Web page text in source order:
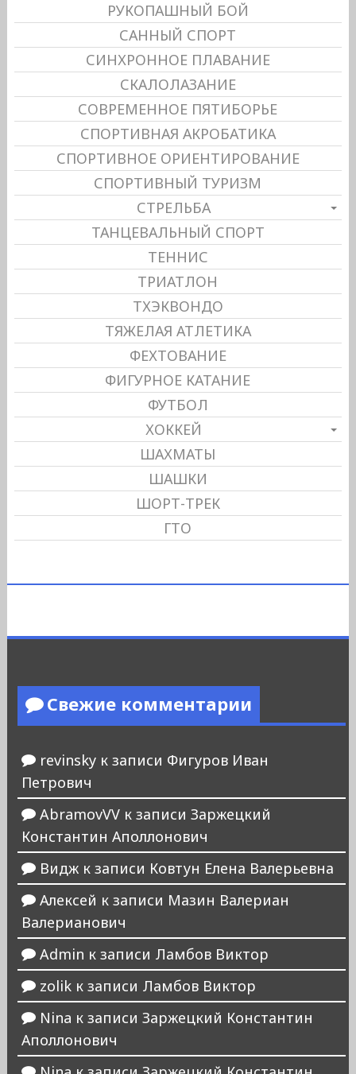
РУКОПАШНЫЙ БОЙ
САННЫЙ СПОРТ
СИНХРОННОЕ ПЛАВАНИЕ
СКАЛОЛАЗАНИЕ
СОВРЕМЕННОЕ ПЯТИБОРЬЕ
СПОРТИВНАЯ АКРОБАТИКА
СПОРТИВНОЕ ОРИЕНТИРОВАНИЕ
СПОРТИВНЫЙ ТУРИЗМ
СТРЕЛЬБА
ТАНЦЕВАЛЬНЫЙ СПОРТ
ТЕННИС
ТРИАТЛОН
ТХЭКВОНДО
ТЯЖЕЛАЯ АТЛЕТИКА
ФЕХТОВАНИЕ
ФИГУРНОЕ КАТАНИЕ
ФУТБОЛ
ХОККЕЙ
ШАХМАТЫ
ШАШКИ
ШОРТ-ТРЕК
ГТО
Свежие комментарии
revinskyк записи Фигуров Иван
Петрович
AbramovVVк записи Заржецкий
Константин Аполлонович
Виджк записи Ковтун Елена Валерьевна
Алексей к записи Мазин Валериан
Валерианович
Admin к записи Ламбов Виктор
zolikк записи Ламбов Виктор
Nina к записи Заржецкий Константин
Аполлонович